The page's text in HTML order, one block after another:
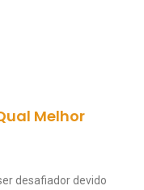
Melhor
desafiador devido